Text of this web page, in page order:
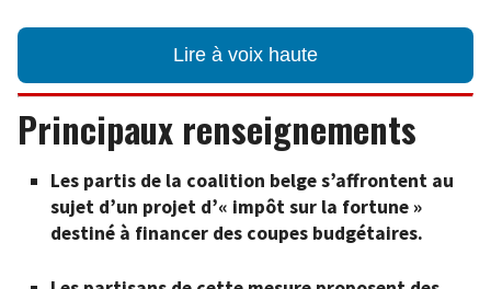
Lire à voix haute
Principaux renseignements
Les partis de la coalition belge s’affrontent au
sujet d’un projet d’« impôt sur la fortune »
destiné à financer des coupes budgétaires.